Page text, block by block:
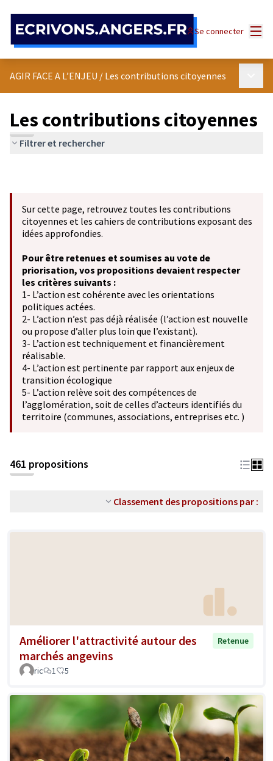
Se connecter
AGIR FACE A L’ENJEU / Les contributions citoyennes
Les contributions citoyennes
Filtrer et rechercher
Sur cette page, retrouvez toutes les contributions
citoyennes et les cahiers de contributions exposant des
idées approfondies.
Pour être retenues et soumises au vote de
priorisation, vos propositions devaient respecter
les critères suivants :
1- L’action est cohérente avec les orientations
politiques actées.
2- L’action n’est pas déjà réalisée (l’action est nouvelle
ou propose d’aller plus loin que l’existant).
3- L’action est techniquement et financièrement
réalisable.
4- L’action est pertinente par rapport aux enjeux de
transition écologique
5- L’action relève soit des compétences de
l’agglomération, soit de celles d’acteurs identifiés du
territoire (communes, associations, entreprises etc. )
461 propositions
Classement des propositions par :
Améliorer l'attractivité autour des
marchés angevins
Retenue
ric 1 5